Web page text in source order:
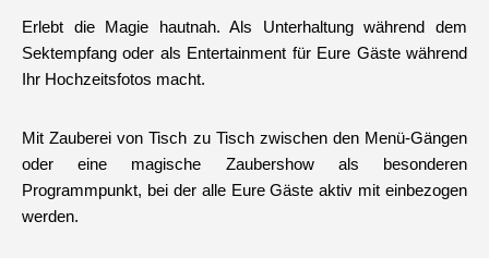
Erlebt die Magie hautnah. Als Unterhaltung während dem
Sektempfang oder als Entertainment für Eure Gäste während
Ihr Hochzeitsfotos macht.
Mit Zauberei von Tisch zu Tisch zwischen den Menü-Gängen
oder eine magische Zaubershow als besonderen
Programmpunkt, bei der alle Eure Gäste aktiv mit einbezogen
werden.